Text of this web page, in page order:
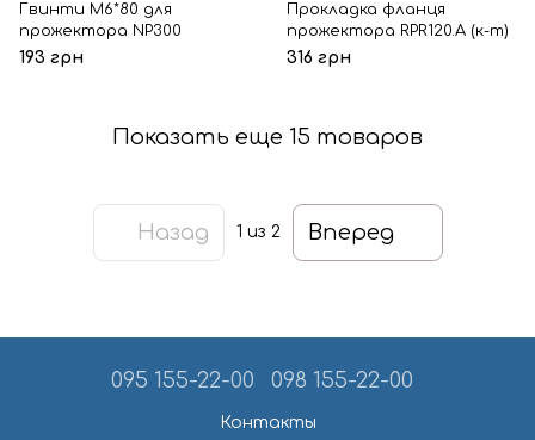
Гвинти M6*80 для
прожектора NP300
193 грн
Прокладка фланця
прожектора RPR120.A (к-т)
316 грн
Показать еще 15 товаров
Назад 1 из 2 Вперед
095 155-22-00 098 155-22-00
Контакты